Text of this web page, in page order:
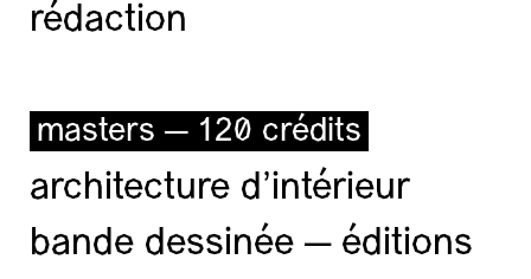
rédaction
masters — 120 crédits
architecture d’intérieur
bande dessinée — éditions